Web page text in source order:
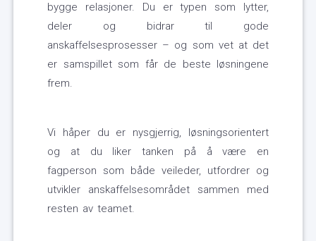
bygge relasjoner. Du er typen som lytter,
deler og bidrar til gode
anskaffelsesprosesser – og som vet at det
er samspillet som får de beste løsningene
frem.
Vi håper du er nysgjerrig, løsningsorientert
og at du liker tanken på å være en
fagperson som både veileder, utfordrer og
utvikler anskaffelsesområdet sammen med
resten av teamet.